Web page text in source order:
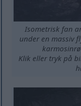
Isometrisk fan
under en massiv
Klik eller tryk på